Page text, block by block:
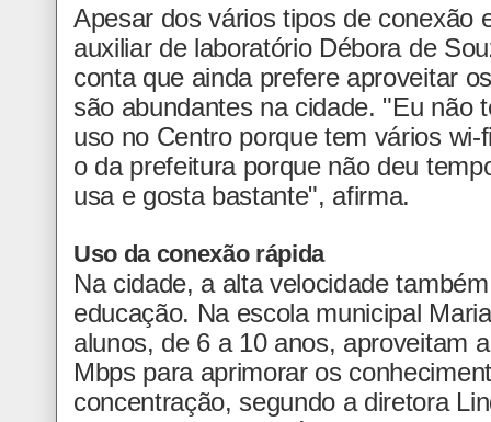
Apesar dos vários tipos de conexão
auxiliar de laboratório Débora de
conta que ainda prefere aproveitar
são abundantes na cidade. "Eu não
uso no Centro porque tem vários
o da prefeitura porque não deu
usa e gosta bastante", afirma.
Uso da conexão rápida
Na cidade, a alta velocidade
educação. Na escola municipal
alunos, de 6 a 10 anos, aproveitam
Mbps para aprimorar os
concentração, segundo a diretora